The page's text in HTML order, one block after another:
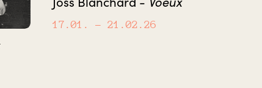
17.01. – 21.02.26